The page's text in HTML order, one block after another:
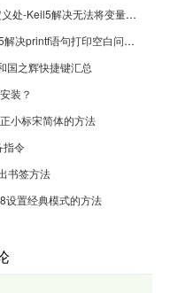
Keil5怎么解决无法将变量或函数Go To到定义处-Keil5解决无法将变量或函数Go To到定义处的方法
Keil5怎么解决printf语句打印空白问题-Keil5解决printf语句打印空白问题的方法
国之辉快捷键汇总
装？
小标宋简体的方法
指令
书签方法
设置经典模式的方法